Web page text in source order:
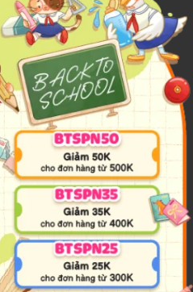
Giới Hạn 212054021-Sb
6 được sản xuất từ kim loại
hại. Quá trình in ấn phức tạp
bóng cao trên lớp sơn bên
dựa trên những thiết kế
mắt và chính xác từng chi